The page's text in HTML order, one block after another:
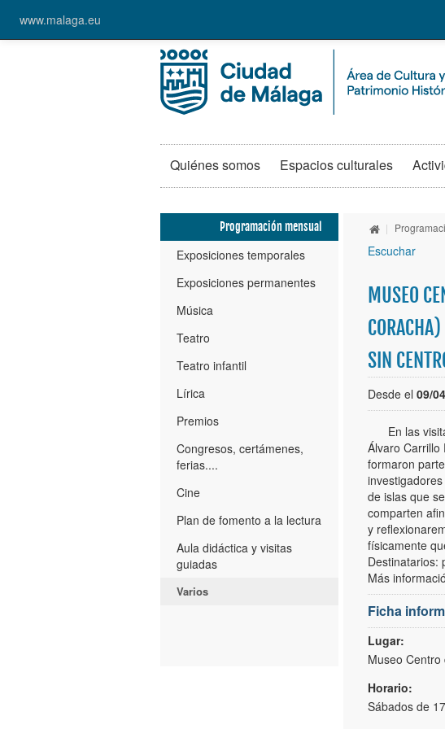
www.malaga.eu
Quiénes somos Espacios culturales
Programación mensual
Exposiciones temporales
Exposiciones permanentes
Música
Teatro
Teatro infantil
Lírica
Premios
Congresos, certámenes,
ferias....
Cine
Plan de fomento a la lectura
Aula didáctica y visitas
guiadas
Varios
|
Escuchar
MUSEO
SIN
Desde el 09/
En las
Álvaro Carrillo
formaron
de islas que
comparten
y
físicamente
Destinatarios:
Más
Ficha
Lugar:
Museo
Horario:
Sábados de